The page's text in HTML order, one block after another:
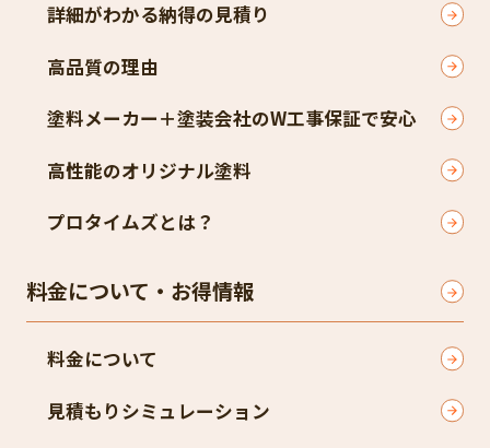
詳細がわかる納得の見積り
高品質の理由
塗料メーカー＋塗装会社のW工事保証で安心
高性能のオリジナル塗料
プロタイムズとは？
料金について・お得情報
料金について
見積もりシミュレーション